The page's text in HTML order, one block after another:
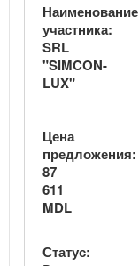
Наименование
участника:
SRL
"SIMCON-
LUX"
Цена
предложения:
87
611
MDL
Статус: